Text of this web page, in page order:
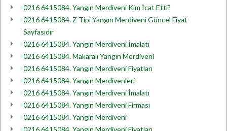
0216 6415084. Yangın Merdiveni Kim İcat Etti?
0216 6415084. Z Tipi Yangın Merdiveni Güncel Fiyat
Sayfasıdır
0216 6415084. Yangın Merdiveni İmalatı
0216 6415084. Makaralı Yangın Merdiveni
0216 6415084. Yangın Merdiveni Fiyatları
0216 6415084. Yangın Merdivenleri
0216 6415084. Yangın Merdiveni İmalatı
0216 6415084. Yangın Merdiveni Firması
0216 6415084. Yangın Merdiveni
0216 6415084. Yangın Merdiveni Fiyatları